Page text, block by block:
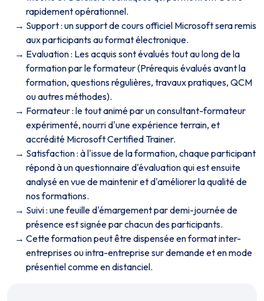
rapidement opérationnel.
Support : un support de cours officiel Microsoft sera remis
aux participants au format électronique.
Evaluation : Les acquis sont évalués tout au long de la
formation par le formateur (Prérequis évalués avant la
formation, questions régulières, travaux pratiques, QCM
ou autres méthodes).
Formateur : le tout animé par un consultant-formateur
expérimenté, nourri d'une expérience terrain, et
accrédité Microsoft Certified Trainer.
Satisfaction : à l'issue de la formation, chaque participant
répond à un questionnaire d'évaluation qui est ensuite
analysé en vue de maintenir et d'améliorer la qualité de
nos formations.
Suivi : une feuille d'émargement par demi-journée de
présence est signée par chacun des participants.
Cette formation peut être dispensée en format inter-
entreprises ou intra-entreprise sur demande et en mode
présentiel comme en distanciel.